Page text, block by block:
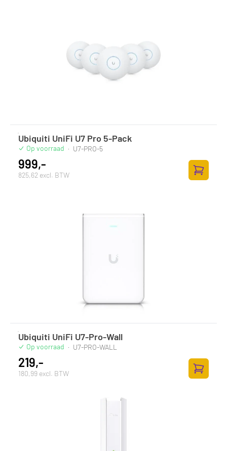
Ubiquiti UniFi U7 Pro 5-Pack
Op voorraad · U7-PRO-5
999,-
825,62 excl. BTW
Ubiquiti UniFi U7-Pro-Wall
Op voorraad · U7-PRO-WALL
219,-
180,99 excl. BTW